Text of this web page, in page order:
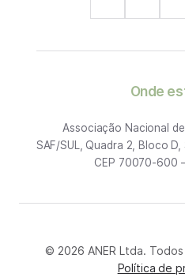
Onde
Associação Nacional
SAF/SUL, Quadra 2, Bloco D,
CEP 70070-600 –
© 2026 ANER Ltda.
Política de